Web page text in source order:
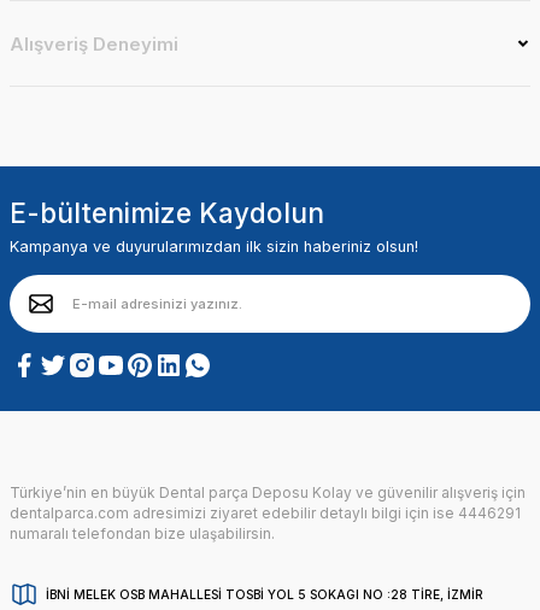
Alışveriş Deneyimi
E-bültenimize Kaydolun
Kampanya ve duyurularımızdan ilk sizin haberiniz olsun!
Türkiye’nin en büyük Dental parça Deposu Kolay ve güvenilir alışveriş için
dentalparca.com adresimizi ziyaret edebilir detaylı bilgi için ise 4446291
numaralı telefondan bize ulaşabilirsin.
İBNİ MELEK OSB MAHALLESİ TOSBİ YOL 5 SOKAGI NO :28 TİRE, İZMİR